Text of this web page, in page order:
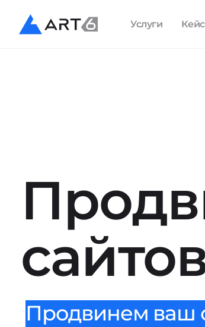
Услуги
Продвинем ваш